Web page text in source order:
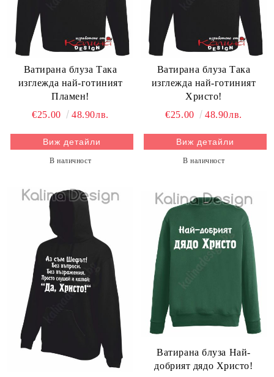
Ватирана блуза Така
изглежда най-готиният
Пламен!
€25.00
48.90лв.
Виж детайли
В наличност
Ватирана блуза Така
изглежда най-готиният
Христо!
€25.00
48.90лв.
Виж детайли
В наличност
Ватирана блуза Най-
добрият дядо Христо!